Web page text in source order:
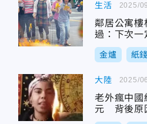
生活
鄰居公寓
過：下次一
金爐 紙錢
2025/
大陸
老外瘋中國
元 背後原
2025/